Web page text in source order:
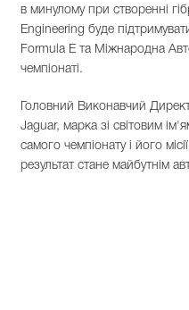
в минулому при створенні
Engineering буде
Formula E та Міжнародна
чемпіонаті.
Головний Виконавчий
Jaguar, марка зі світовим
самого чемпіонату і його
результат стане майбутнім